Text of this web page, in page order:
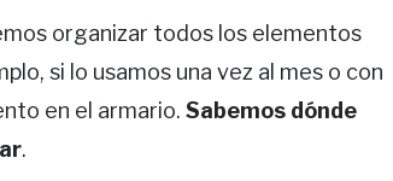
organizar todos los elementos
si lo usamos una vez al mes o con
en el armario. Sabemos dónde
.